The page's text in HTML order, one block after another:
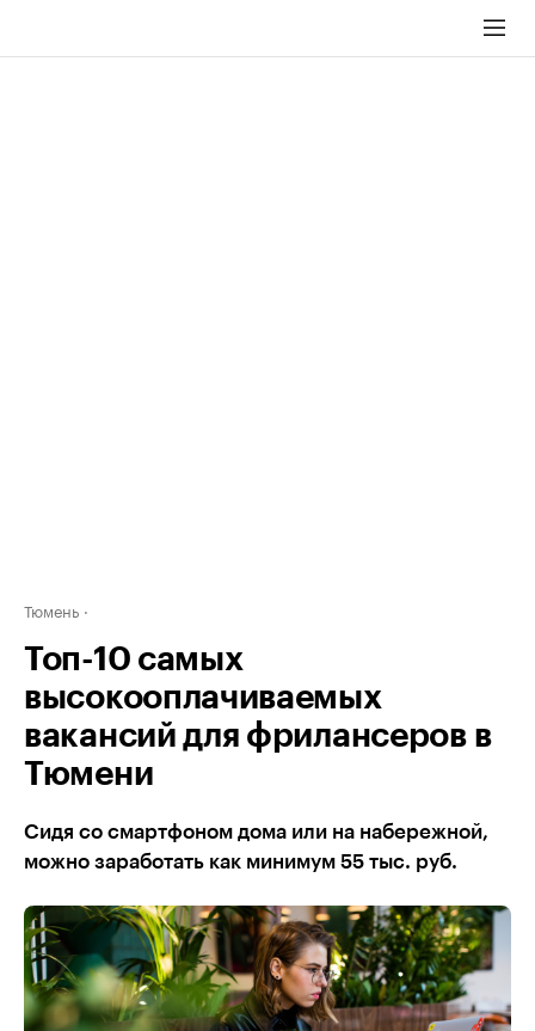
Тюмень
Топ-10 самых
высокооплачиваемых
вакансий для фрилансеров в
Тюмени
Сидя со смартфоном дома или на набережной,
можно заработать как минимум 55 тыс. руб.